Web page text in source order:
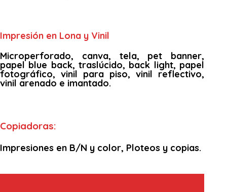
Impresión en Lona y Vinil
Microperforado, canva, tela, pet banner,
papel blue back, traslúcido, back light, papel
fotográfico, vinil para piso, vinil reflectivo,
vinil arenado e imantado.
Copiadoras:
Impresiones en B/N y color, Ploteos y copias.